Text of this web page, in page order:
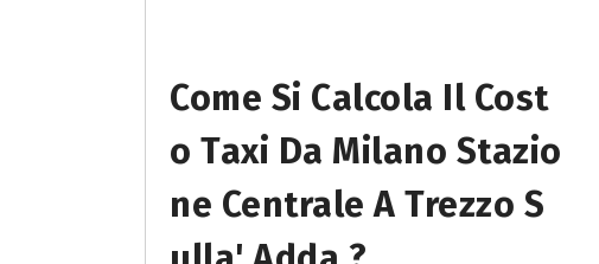
Come Si Calcola Il Cost
O Taxi Da Milano Stazio
Ne Centrale A Trezzo S